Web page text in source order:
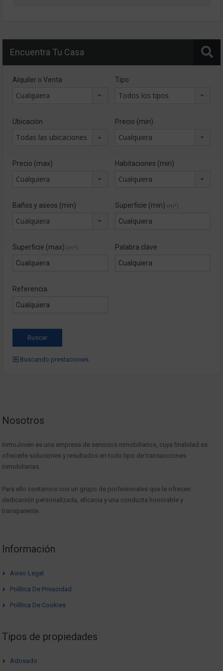
Encuentra Tu Casa
Alquiler o Venta
Cualquiera
Tipo
Todos los tipos
Ubicación
Todas las ubicaciones
Precio (min)
Cualquiera
Precio (max)
Cualquiera
Habitaciones (min)
Cualquiera
Baños y aseos (min)
Cualquiera
Superficie (min) (m²)
Superficie (max) (m²) Palabra clave
Referencia
Buscando prestaciones
Nosotros
InmoJoven es una empresa de servicios inmobiliarios, cuya finalidad es
ofrecerle soluciones y resultados en todo tipo de transacciones
inmobiliarias.
Para ello contamos con un grupo de profesionales que le ofrecen
dedicación personalizada, eficacia y una conducta honorable y
transparente.
Información
Aviso Legal
Política De Privacidad
Política De Cookies
Tipos de propiedades
Adosado